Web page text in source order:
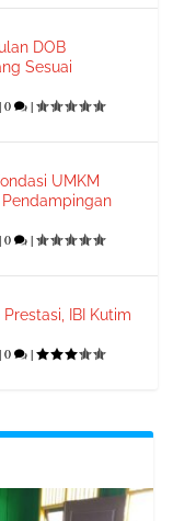
DOB
Sesuai
|0 |
UMKM
|0 |
IBI Kutim
|0 |